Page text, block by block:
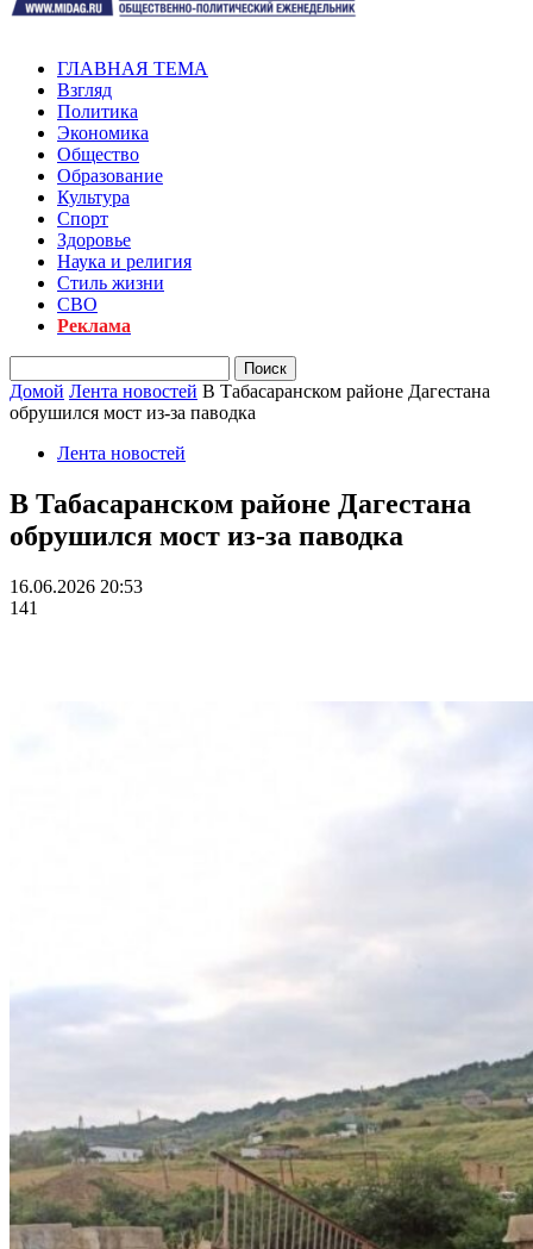
ГЛАВНАЯ ТЕМА
Взгляд
Политика
Экономика
Общество
Образование
Культура
Спорт
Здоровье
Наука и религия
Стиль жизни
СВО
Реклама
Домой Лента новостей В Табасаранском районе Дагестана
обрушился мост из-за паводка
Лента новостей
В Табасаранском районе Дагестана
обрушился мост из-за паводка
16.06.2026 20:53
141